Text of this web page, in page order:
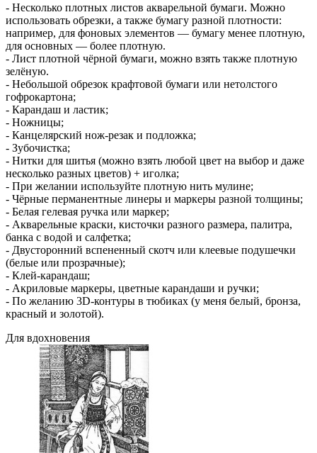
- Несколько плотных листов акварельной бумаги. Можно
использовать обрезки, а также бумагу разной плотности:
например, для фоновых элементов — бумагу менее плотную,
для основных — более плотную.
- Лист плотной чёрной бумаги, можно взять также плотную
зелёную.
- Небольшой обрезок крафтовой бумаги или нетолстого
гофрокартона;
- Карандаш и ластик;
- Ножницы;
- Канцелярский нож-резак и подложка;
- Зубочистка;
- Нитки для шитья (можно взять любой цвет на выбор и даже
несколько разных цветов) + иголка;
- При желании используйте плотную нить мулине;
- Чёрные перманентные линеры и маркеры разной толщины;
- Белая гелевая ручка или маркер;
- Акварельные краски, кисточки разного размера, палитра,
банка с водой и салфетка;
- Двусторонний вспененный скотч или клеевые подушечки
(белые или прозрачные);
- Клей-карандаш;
- Акриловые маркеры, цветные карандаши и ручки;
- По желанию 3D-контуры в тюбиках (у меня белый, бронза,
красный и золотой).
Для вдохновения